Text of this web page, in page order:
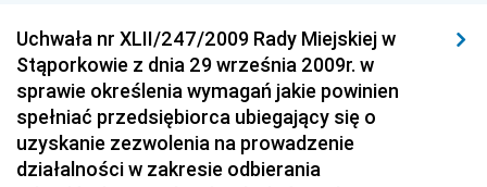
Dziennik Urzędowy Ministerstwa Hutnictwa i
Przemysłu Maszynowego
Dziennik Urzędowy Ministerstwa Zdrowia i Opieki
Społecznej
Dziennik Urzędowy Ministerstwa Rolnictwa, Leśnictwa
Uchwała nr XLII/247/2009 Rady Miejskiej w
Stąporkowie z dnia 29 września 2009r. w
sprawie określenia wymagań jakie powinien
spełniać przedsiębiorca ubiegający się o
uzyskanie zezwolenia na prowadzenie
działalności w zakresie odbierania